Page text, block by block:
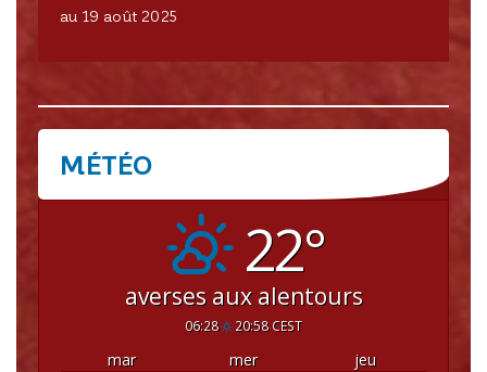
au 19 août 2025
MÉTÉO
22°
averses aux alentours
06:28 20:58 CEST
mar mer
jeu